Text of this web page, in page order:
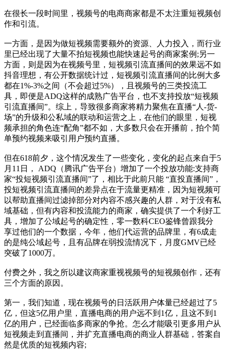
在很长一段时间里，视频号的电商商家都是不太注重短视频创
作和引流。
一方面，是因为做短视频需要额外的资源、人力投入，而行业
里已经出现了大量不拍短视频也能快速起号的商家案例;另一
方面，则是因为在视频号里，短视频引流直播间的效果远不如
抖音理想，有公开数据统计过，短视频引流直播间的比例大多
都在1%-3%之间（不会超过5%），且视频号的三类投流工
具，即便是ADQ这样的成熟广告平台，也不支持投放“短视频
引流直播间”。综上，导致很多商家将精力聚焦在直播“人-货-
场”的升级和公私域的联动和运营之上，在他们的眼里，短视
频承担的角色连“配角”都不如，大多数只会在开播前，拍个简
单预约视频来吸引用户预约直播。
但在618前夕，这个情况发生了一些变化，变化的起点来自于5
月11日， ADQ（腾讯广告平台）增加了一个投放功能:支持商
家“投短视频引流直播间”了，相比于此前只能 “直投直播间”，
投短视频引流直播间的差异点在于流量更精准，因为短视频可
以帮助直播间过滤掉部分对内容不感兴趣的人群，对于没有私
域基础，但有内容和投流能力的商家，确实提供了一个利好工
具，增加了公域起号的确定性，零一数科CEO鉴锋曾跟我分
享过他们的一个数据，今年，他们代运营的品牌里，有6成走
的是纯公域起号，且有品牌在弱投流情况下，月度GMV已经
突破了1000万。
付费之外，我之所以建议商家重视视频号的短视频创作，还有
三个方面的原因。
第一，我们知道，现在视频号的日活跃用户体量已经超过了5
亿，但这5亿用户里，直播电商的用户远不到1亿，且这不到1
亿的用户，已经面临多商家的争抢。怎么才能吸引更多用户从
短视频走到直播间，并扩充直播电商的商业人群基础，答案自
然是优质的短视频内容;